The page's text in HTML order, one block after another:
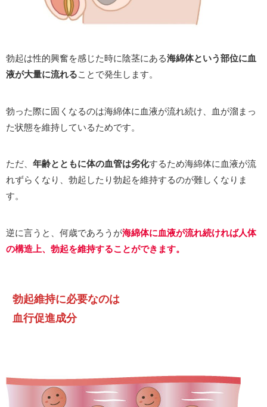
勃起は性的興奮を感じた時に陰茎にある海綿体という部位に血
液が大量に流れることで発生します。
勃った際に固くなるのは海綿体に血液が流れ続け、血が溜まっ
た状態を維持しているためです。
ただ、 年齢とともに体の血管は劣化するため海綿体に血液が流
れずらくなり、勃起したり勃起を維持するのが難しくなりま
す。
逆に言うと、何歳であろうが海綿体に血液が流れ続ければ人体
の構造上、勃起を維持することができます。
勃起維持に必要なのは
血行促進成分